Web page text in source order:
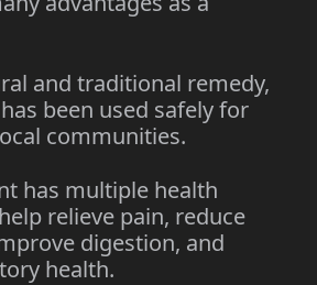
and traditional remedy,
been used safely for
communities.
has multiple health
relieve pain, reduce
digestion, and
health.